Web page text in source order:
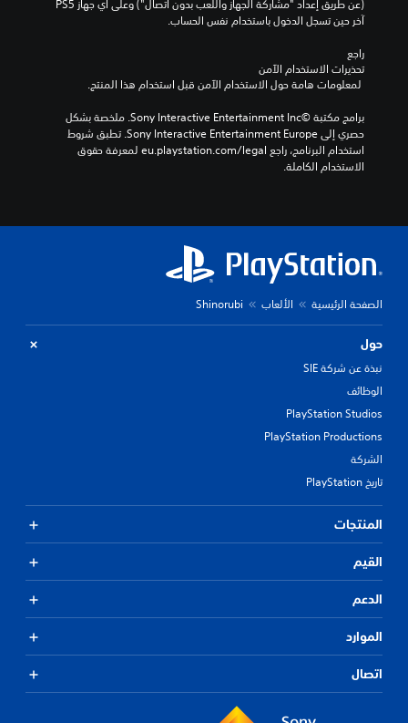
آخر حين تسجل الدخول باستخدام نفس الحساب.
راجع
تحذيرات الاستخدام الآمن
الاستخدام الكاملة.
الصفحة الرئيسية الألعاب Shinorubi
حول
نبذة عن شركة SIE
الوظائف
PlayStation Studios
PlayStation Productions
الشركة
تاريخ PlayStation
المنتجات
القيم
الدعم
الموارد
اتصال